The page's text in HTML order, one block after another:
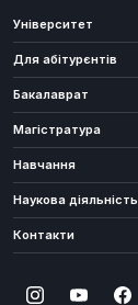
Університет
Для абітурєнтів
Бакалаврат
Магістратура
Навчання
Наукова діяльність
Контакти